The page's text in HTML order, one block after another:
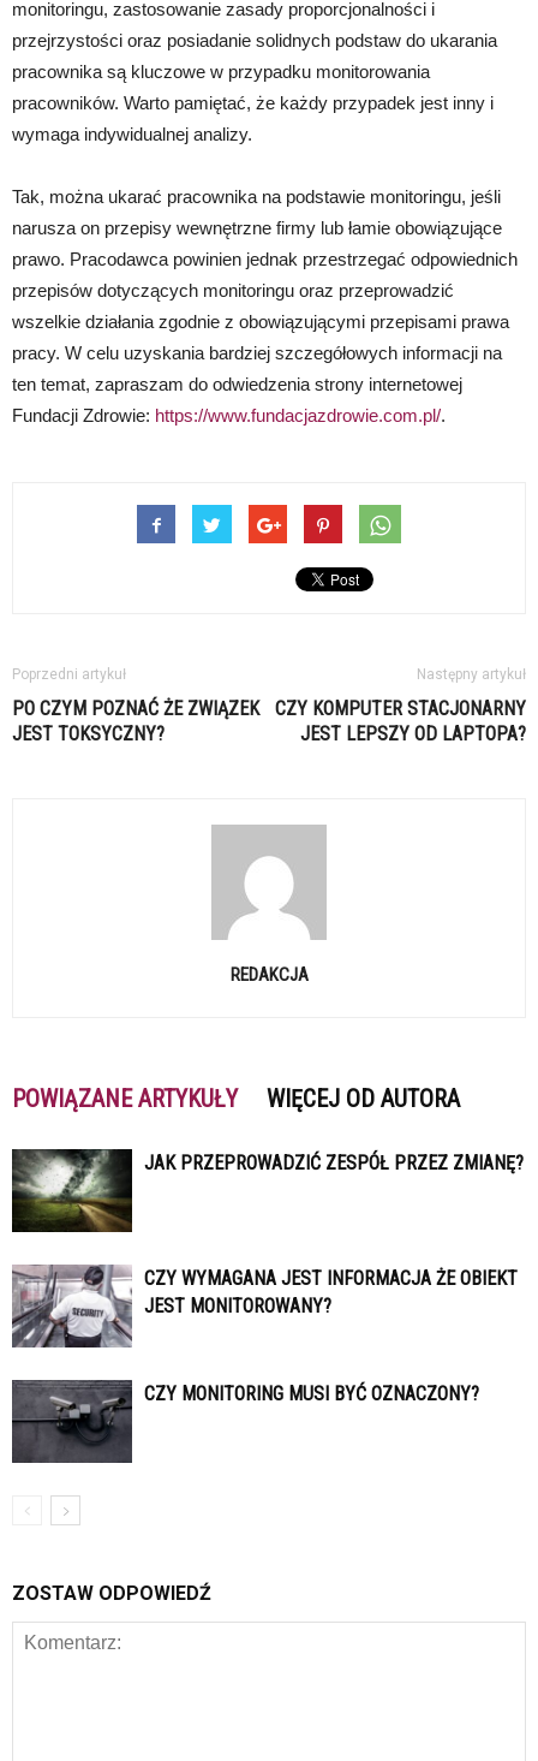
monitoringu, zastosowanie zasady proporcjonalności i
przejrzystości oraz posiadanie solidnych podstaw do ukarania
pracownika są kluczowe w przypadku monitorowania
pracowników. Warto pamiętać, że każdy przypadek jest inny i
wymaga indywidualnej analizy.
Tak, można ukarać pracownika na podstawie monitoringu, jeśli
narusza on przepisy wewnętrzne firmy lub łamie obowiązujące
prawo. Pracodawca powinien jednak przestrzegać odpowiednich
przepisów dotyczących monitoringu oraz przeprowadzić
wszelkie działania zgodnie z obowiązującymi przepisami prawa
pracy. W celu uzyskania bardziej szczegółowych informacji na
ten temat, zapraszam do odwiedzenia strony internetowej
Fundacji Zdrowie: https://www.fundacjazdrowie.com.pl/.
Poprzedni artykuł
PO CZYM POZNAĆ ŻE ZWIĄZEK
JEST TOKSYCZNY?
Następny artykuł
CZY KOMPUTER STACJONARNY
JEST LEPSZY OD LAPTOPA?
REDAKCJA
POWIĄZANE ARTYKUŁY WIĘCEJ OD AUTORA
JAK PRZEPROWADZIĆ ZESPÓŁ PRZEZ ZMIANĘ?
CZY WYMAGANA JEST INFORMACJA ŻE OBIEKT
JEST MONITOROWANY?
CZY MONITORING MUSI BYĆ OZNACZONY?
ZOSTAW ODPOWIEDŹ